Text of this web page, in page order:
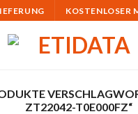
KOSTENLOSER
ZT22042-T0E000FZ“